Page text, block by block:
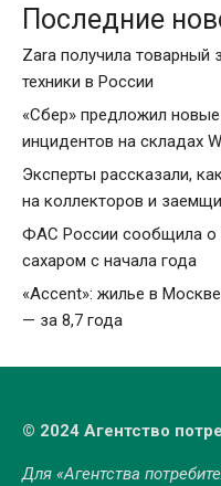
Последние
Zara получила товарный
техники в России
«Сбер» предложил
инцидентов на складах
Эксперты рассказали,
на коллекторов и
ФАС России сообщила о
сахаром с начала года
«Accent»: жилье в
— за 8,7 года
© 2024 Агентство
Для «Агентства